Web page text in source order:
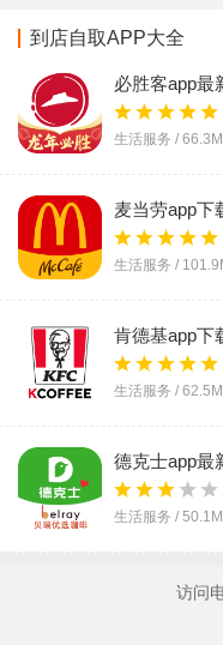
到店自取APP大全
必胜客app最
生活服务 / 66.3M
麦当劳app下
生活服务 /
肯德基app下
生活服务 / 62.5M
德克士app最
生活服务 / 50.1M
访问